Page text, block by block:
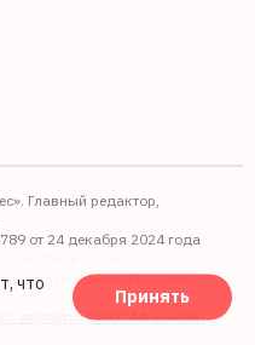
Главный редактор,
от 24 декабря 2024 года
в сфере связи,
коммуникаций (Роскомнадзор).
является ООО "Афанасий-
что
Принять